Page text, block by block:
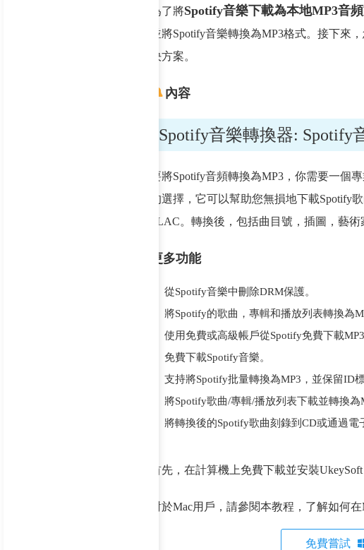
為了將Spotify音樂下載為本地MP3音
並將Spotify音樂轉換為MP3格式。接下來
決方案。
內容
Spotify音樂轉換器: Spotify
要將Spotify音頻轉換為MP3，你需要一個
的選擇，它可以幫助您無損地下載Spotify
FLAC。轉換後，包括曲目號，插圖，藝
更多功能
從Spotify音樂中刪除DRM保護。
將Spotify的歌曲，專輯和播放列表轉換為
使用免費或高級帳戶從Spotify免費下載MP3
免費下載Spotify音樂。
支持將Spotify批量轉換為MP3，並保留ID
將Spotify歌曲/專輯/播放列表下載並轉換為
將轉換後的Spotify歌曲刻錄到CD或通過電
首先，在計算機上免費下載並安裝
對於Mac用戶，請參閱本教程，了解如何
免費嘗試